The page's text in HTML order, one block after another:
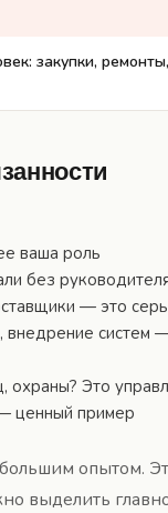
закупки,
ваша роль
без
— это
систем
Это
ценный пример
опытом.
выделить